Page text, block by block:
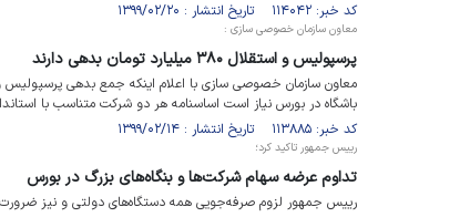
کد خبر: ۱۱۴۰۴۲ تاریخ انتشار : ۱۳۹۹/۰۲/۲۰
معاون سازمان خصوصی سازی :
پرسپولیس و استقلال ۳۸۰ میلیارد تومان بدهی دارند
باشگاه در بورس نیاز است اساسنامه هر دو شرکت متناسب با
کد خبر: ۱۱۳۸۸۵ تاریخ انتشار : ۱۳۹۹/۰۲/۱۴
رییس جمهور تاکید کرد؛
تداوم عرضه سهام شرکت‌ها و بنگاه‌های بزرگ در بورس
رییس جمهور لزوم صرفه‌جویی همه دستگاه‌های دولتی و نیز ضرورت